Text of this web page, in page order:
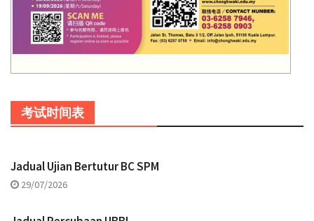
考试时间表
Jadual Ujian Bertutur BC SPM
29/07/2026